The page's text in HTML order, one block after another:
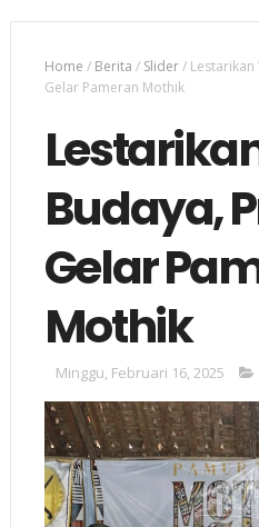
Home / Berita / Slider/
Gelar Pameran Mothik
Budaya,
Gelar
Mothik
Minggu, Februari 16, 2025